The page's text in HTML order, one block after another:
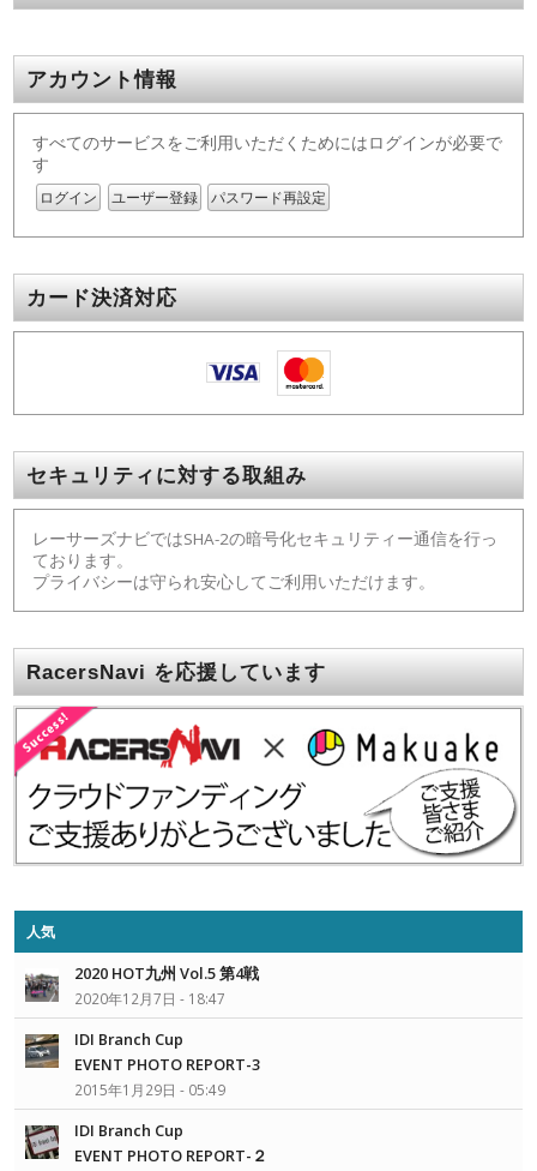
アカウント情報
すべてのサービスをご利用いただくためにはログインが必要で
す
ログイン ユーザー登録 パスワード再設定
カード決済対応
セキュリティに対する取組み
レーサーズナビではSHA-2の暗号化セキュリティー通信を行っ
ております。
プライバシーは守られ安心してご利用いただけます。
RacersNavi を応援しています
人気
2020 HOT九州 Vol.5 第4戦
2020年12月7日 - 18:47
IDI Branch Cup
EVENT PHOTO REPORT-3
2015年1月29日 - 05:49
IDI Branch Cup
EVENT PHOTO REPORT-２